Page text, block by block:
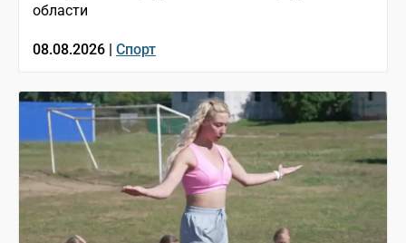
области
08.08.2026 | Спорт